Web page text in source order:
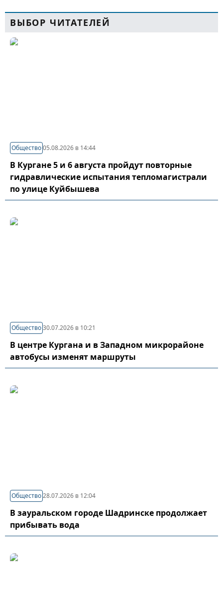
ВЫБОР ЧИТАТЕЛЕЙ
Общество05.08.2026 в 14:44
В Кургане 5 и 6 августа пройдут повторные
гидравлические испытания тепломагистрали
по улице Куйбышева
Общество30.07.2026 в 10:21
В центре Кургана и в Западном микрорайоне
автобусы изменят маршруты
Общество28.07.2026 в 12:04
В зауральском городе Шадринске продолжает
прибывать вода